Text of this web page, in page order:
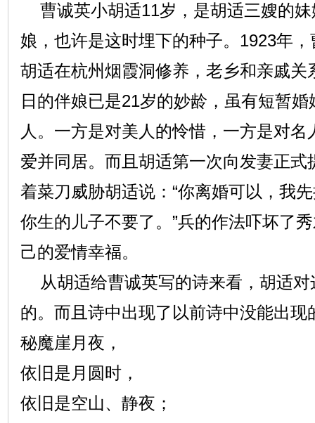
曹诚英小胡适11岁，是胡适三嫂的妹
娘，也许是这时埋下的种子。1923年
胡适在杭州烟霞洞修养，老乡和亲戚关
日的伴娘已是21岁的妙龄，虽有短暂
人。一方是对美人的怜惜，一方是对
爱并同居。而且胡适第一次向发妻正式
着菜刀威胁胡适说：“你离婚可以，我
你生的儿子不要了。”兵的作法吓坏了
己的爱情幸福。
从胡适给曹诚英写的诗来看，胡适对
的。而且诗中出现了以前诗中没能出现
秘魔崖月夜，
依旧是月圆时，
依旧是空山、静夜；